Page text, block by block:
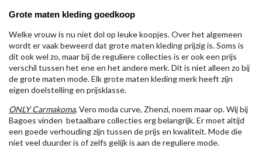
Grote maten kleding goedkoop
Welke vrouw is nu niet dol op leuke koopjes. Over het algemeen
wordt er vaak beweerd dat grote maten kleding prijzig is. Soms is
dit ook wel zo, maar bij de reguliere collecties is er ook een prijs
verschil tussen het ene en het andere merk. Dit is niet alleen zo bij
de grote maten mode. Elk grote maten kleding merk heeft zijn
eigen doelstelling en prijsklasse.
ONLY Carmakoma, Vero moda curve, Zhenzi, noem maar op. Wij bij
Bagoes vinden betaalbare collecties erg belangrijk. Er moet altijd
een goede verhouding zijn tussen de prijs en kwaliteit. Mode die
niet veel duurder is of zelfs gelijk is aan de reguliere mode.